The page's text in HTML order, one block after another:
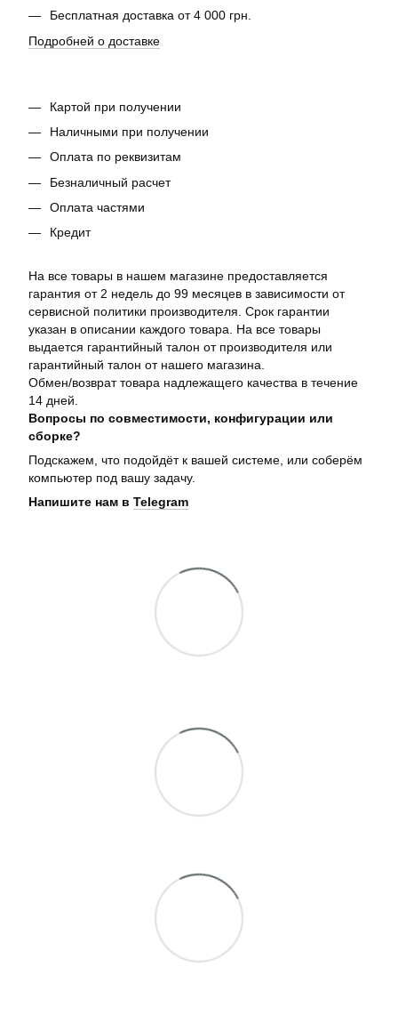
Бесплатная доставка от 4 000 грн.
Подробней о доставке
Картой при получении
Наличными при получении
Оплата по реквизитам
Безналичный расчет
Оплата частями
Кредит
На все товары в нашем магазине предоставляется
гарантия от 2 недель до 99 месяцев в зависимости от
сервисной политики производителя. Срок гарантии
указан в описании каждого товара. На все товары
выдается гарантийный талон от производителя или
гарантийный талон от нашего магазина.
Обмен/возврат товара надлежащего качества в течение
14 дней.
Вопросы по совместимости, конфигурации или
сборке?
Подскажем, что подойдёт к вашей системе, или соберём
компьютер под вашу задачу.
Напишите нам в Telegram